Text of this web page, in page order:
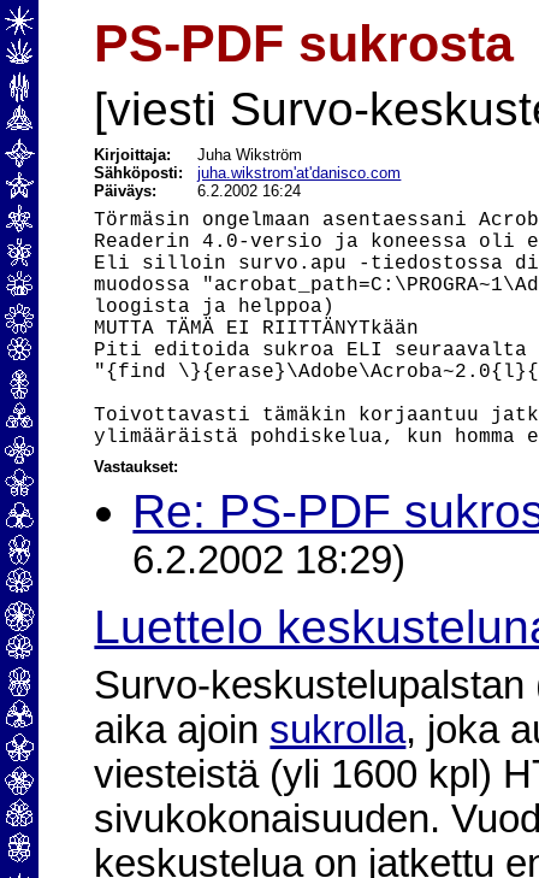
PS-PDF sukrosta
[viesti Survo-
Kirjoittaja:
Juha Wikström
Sähköposti:juha.wikstrom'at'danisco.com
Päiväys:
6.2.2002 16:24
Törmäsin ongelmaan asentaessani
Readerin 4.0-versio ja koneessa oli
Eli silloin survo.apu -tiedostossa
muodossa
loogista ja helppoa)
MUTTA TÄMÄ EI RIITTÄNYTkään
Piti editoida sukroa ELI
"{find
Toivottavasti tämäkin korjaantuu
Vastaukset:
Re: PS-PDF
6.2.2002 18:29)
Luettelo
Survo-
aika ajoin sukrolla, joka
viesteistä (yli 1600 kpl)
sivukokonaisuuden.
keskustelua on jatkettu